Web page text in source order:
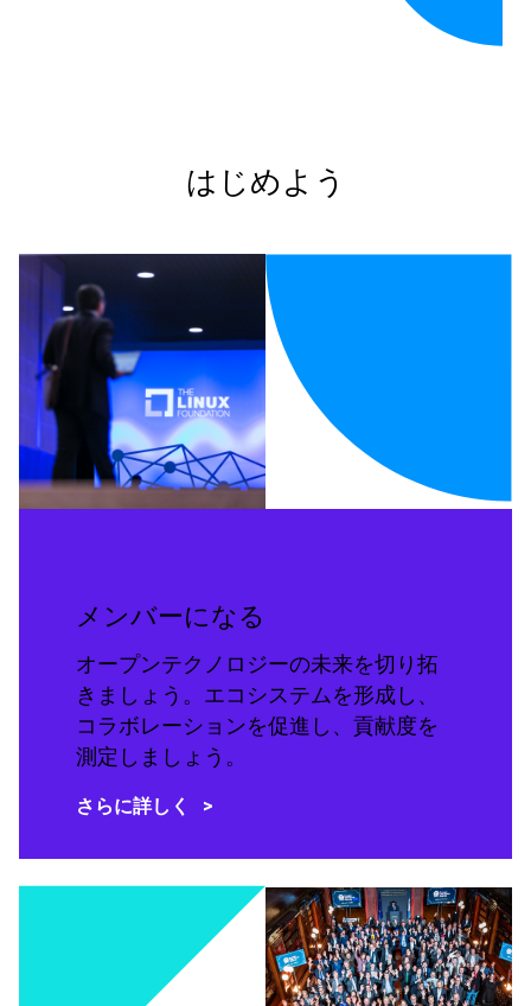
はじめよう
メンバーになる
オープンテクノロジーの未来を切り拓
きましょう。エコシステムを形成し、
コラボレーションを促進し、貢献度を
測定しましょう。
さらに詳しく